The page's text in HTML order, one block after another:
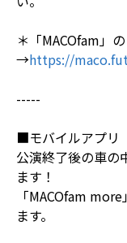
＊「MACOfam」
→https://
-----
■モバイルアプリ
公演終了後の車の
ます！
「MACOfam
ます。